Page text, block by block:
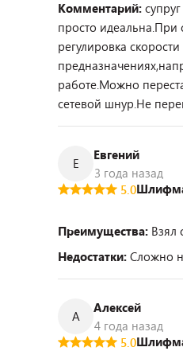
Комментарий:
просто идеальна.При
регулировка
работе.Можно
сетевой шнур.Не
Е
Евгений
3 года назад
5.0
Преимущества: Взял
Недостатки: Сложно
А
Алексей
4 года назад
5.0